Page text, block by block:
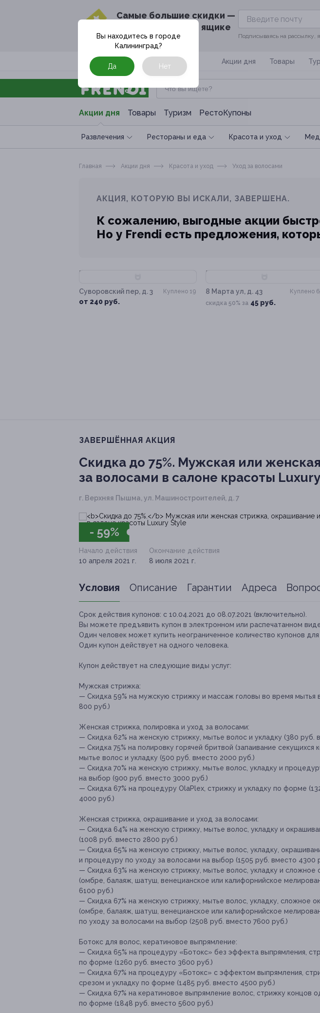
Cамые большие скидки —
в твоём почтовом ящике
Подписываясь на рассылку,
Москва Акции дня Товары
Акции дня Товары Туризм РестоКупоны
Развлечения Рестораны и еда Красота и уход
Вы находитесь в городе
Калининград?
Да Нет
Главная Акции дня Красота и уход Уход за волосами
АКЦИЯ, КОТОРУЮ ВЫ ИСКАЛИ, ЗАВЕРШЕНА.
К сожалению, выгодные акции
Но у Frendi есть предложения,
Суворовский пер, д. 3
от 240 руб.
Куплено 19
8 Марта ул, д. 43
скидка 50% за 45 руб.
Куплено
ЗАВЕРШЁННАЯ АКЦИЯ
Скидка до 75%. Мужская или
за волосами в салоне красоты
г. Верхняя Пышма, ул. Машиностроителей, д. 7
- 59%
Начало действия
10 апреля 2021 г.
Окончание действия
8 июля 2021 г.
Условия Описание Гарантии Адреса
Срок действия купонов: с 10.04.2021 до 08.07.2021 (включительно).
Вы можете предъявить купон в электронном или распечатанном
Один человек может купить неограниченное количество купонов
Один купон действует на одного человека.
Купон действует на следующие виды услуг:
Мужская стрижка:
— Скидка 59% на мужскую стрижку и массаж головы во время мытья
800 руб.)
Женская стрижка, полировка и уход за волосами:
— Скидка 62% на женскую стрижку, мытье волос и укладку (380 руб.
— Скидка 75% на полировку горячей бритвой (запаивание секущихся
мытье волос и укладку (500 руб. вместо 2000 руб.)
— Скидка 70% на женскую стрижку, мытье волос, укладку и
на выбор (900 руб. вместо 3000 руб.)
— Скидка 67% на процедуру OlaPlex, стрижку и укладку по форме
4000 руб.)
Женская стрижка, окрашивание и уход за волосами:
— Скидка 64% на женскую стрижку, мытье волос, укладку и
(1008 руб. вместо 2800 руб.)
— Скидка 65% на женскую стрижку, мытье волос, укладку,
и процедуру по уходу за волосами на выбор (1505 руб. вместо 4300
— Скидка 63% на женскую стрижку, мытье волос, укладку и сложное
(омбре, балаяж, шатуш, венецианское или калифорнийское
6100 руб.)
— Скидка 67% на женскую стрижку, мытье волос, укладку, сложное
(омбре, балаяж, шатуш, венецианское или калифорнийское
по уходу за волосами на выбор (2508 руб. вместо 7600 руб.)
Ботокс для волос, кератиновое выпрямление:
— Скидка 65% на процедуру «Ботокс» без эффекта выпрямления,
по форме (1260 руб. вместо 3600 руб.)
— Скидка 67% на процедуру «Ботокс» с эффектом выпрямления,
срезом и укладку по форме (1485 руб. вместо 4500 руб.)
— Скидка 67% на кератиновое выпрямление волос, стрижку концов
по форме (1848 руб. вместо 5600 руб.)